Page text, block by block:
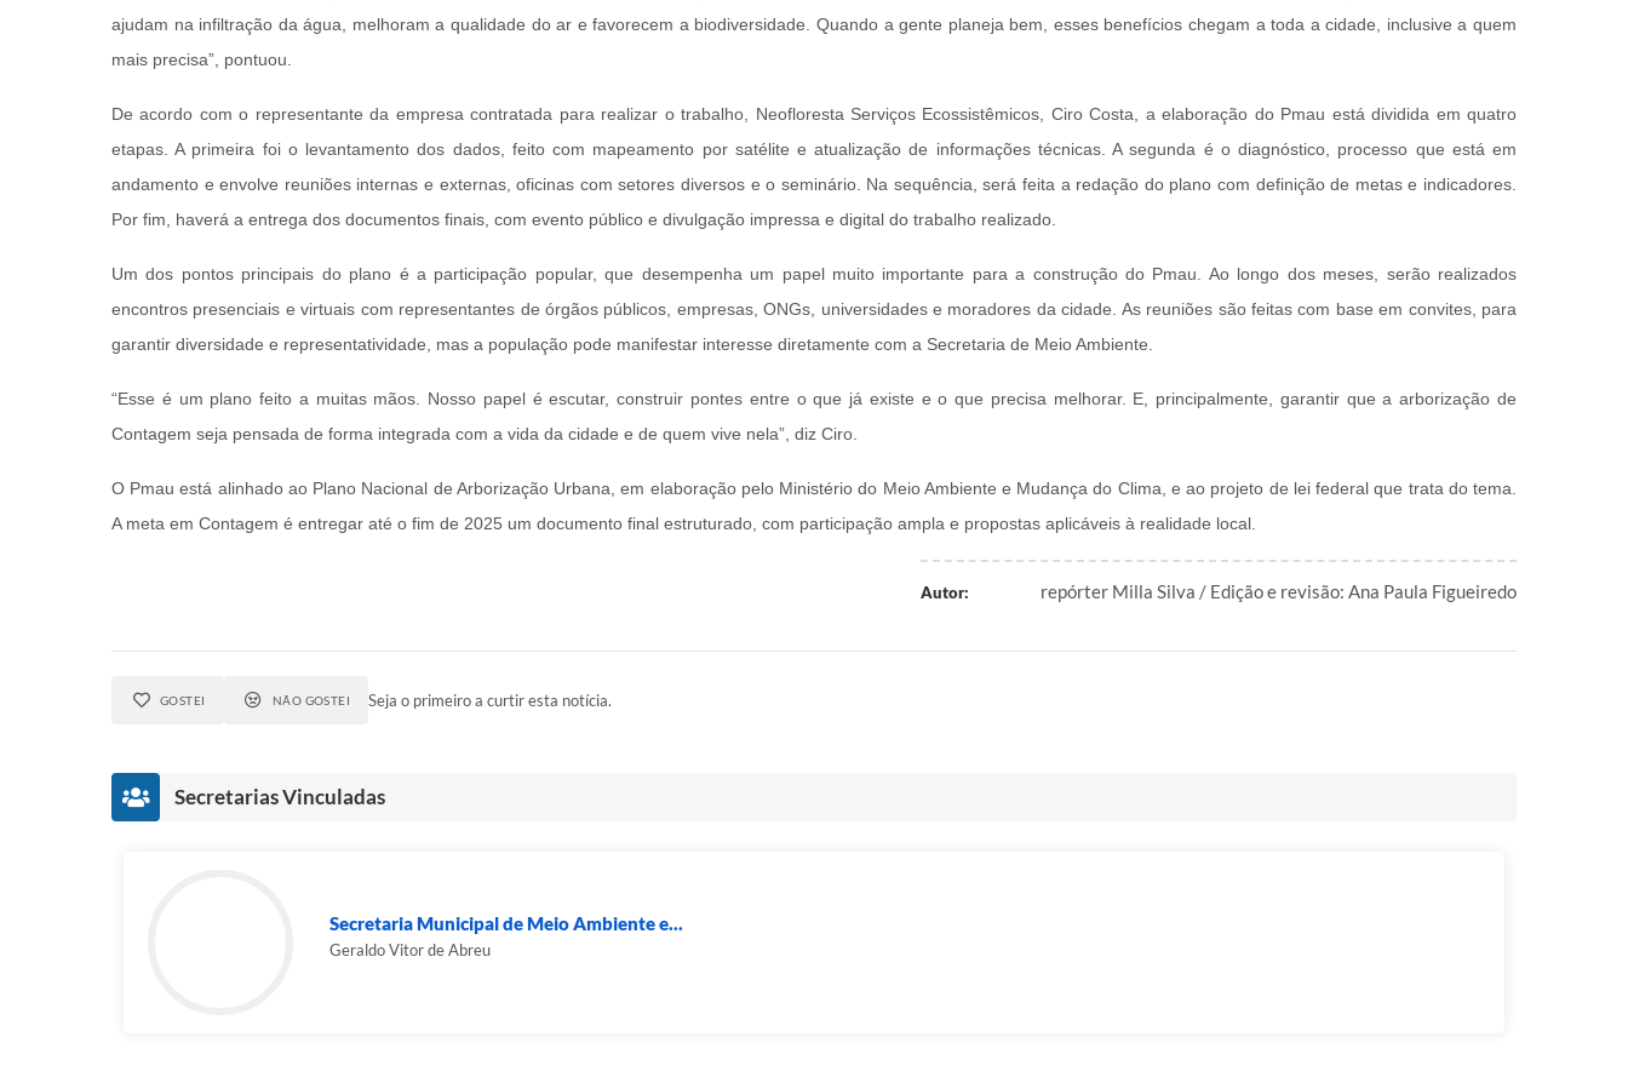
ajudam na infiltração da água, melhoram a qualidade do ar e favorecem a biodiversidade. Quando a gente planeja bem, esses benefícios chegam a toda a cidade, inclusive a quem
mais precisa”, pontuou.
De acordo com o representante da empresa contratada para realizar o trabalho, Neofloresta Serviços Ecossistêmicos, Ciro Costa, a elaboração do Pmau está dividida em quatro
etapas. A primeira foi o levantamento dos dados, feito com mapeamento por satélite e atualização de informações técnicas. A segunda é o diagnóstico, processo que está em
andamento e envolve reuniões internas e externas, oficinas com setores diversos e o seminário. Na sequência, será feita a redação do plano com definição de metas e indicadores.
Por fim, haverá a entrega dos documentos finais, com evento público e divulgação impressa e digital do trabalho realizado.
Um dos pontos principais do plano é a participação popular, que desempenha um papel muito importante para a construção do Pmau. Ao longo dos meses, serão realizados
encontros presenciais e virtuais com representantes de órgãos públicos, empresas, ONGs, universidades e moradores da cidade. As reuniões são feitas com base em convites, para
garantir diversidade e representatividade, mas a população pode manifestar interesse diretamente com a Secretaria de Meio Ambiente.
“Esse é um plano feito a muitas mãos. Nosso papel é escutar, construir pontes entre o que já existe e o que precisa melhorar. E, principalmente, garantir que a arborização de
Contagem seja pensada de forma integrada com a vida da cidade e de quem vive nela”, diz Ciro.
O Pmau está alinhado ao Plano Nacional de Arborização Urbana, em elaboração pelo Ministério do Meio Ambiente e Mudança do Clima, e ao projeto de lei federal que trata do tema.
A meta em Contagem é entregar até o fim de 2025 um documento final estruturado, com participação ampla e propostas aplicáveis à realidade local.
Autor: repórter Milla Silva / Edição e revisão: Ana Paula Figueiredo
GOSTEI NÃO GOSTEI Seja o primeiro a curtir esta notícia.
Secretarias Vinculadas
Secretaria Municipal de Meio Ambiente e...
Geraldo Vitor de Abreu